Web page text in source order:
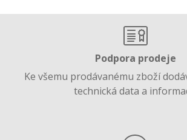
Podpora prodeje
Ke všemu prodávanému zboží
technická data a